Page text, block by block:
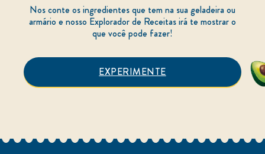
Nos conte os ingredientes que tem na sua geladeira ou
armário e nosso Explorador de Receitas irá te mostrar o
que você pode fazer!
EXPERIMENTE